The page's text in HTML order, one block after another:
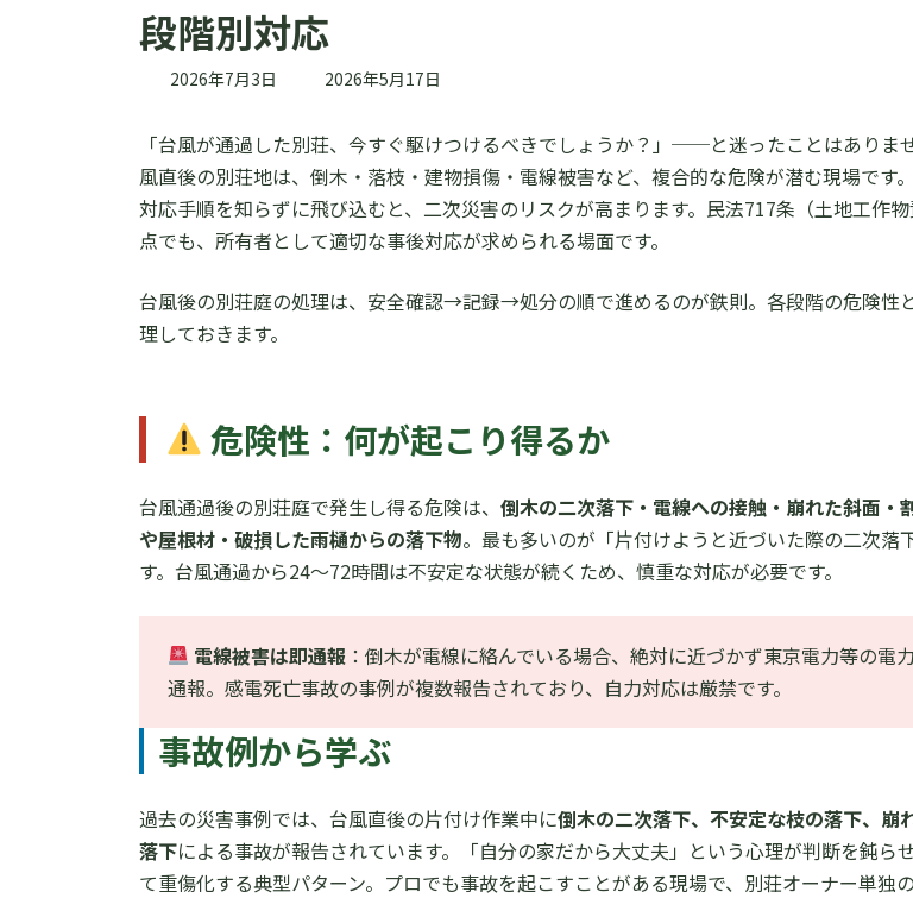
段階別対応
2026年7月3日
最
新
日
時
:
2026年5月17日
「台風が通過した別荘、今すぐ駆けつけるべきでしょうか？」──と迷ったことはあり
風直後の別荘地は、倒木・落枝・建物損傷・電線被害など、複合的な危険が潜む現場です
対応手順を知らずに飛び込むと、二次災害のリスクが高まります。民法717条（土地工作
点でも、所有者として適切な事後対応が求められる場面です。
台風後の別荘庭の処理は、安全確認→記録→処分の順で進めるのが鉄則。各段階の危険性
理しておきます。
危険性：何が起こり得るか
台風通過後の別荘庭で発生し得る危険は、 倒木の二次落下・電線への接触・崩れた斜面・
や屋根材・破損した雨樋からの落下物。最も多いのが「片付けようと近づいた際の二次落
す。台風通過から24〜72時間は不安定な状態が続くため、慎重な対応が必要です。
電線被害は即通報 ：倒木が電線に絡んでいる場合、絶対に近づかず東京電力等の電
通報。感電死亡事故の事例が複数報告されており、自力対応は厳禁です。
事故例から学ぶ
過去の災害事例では、台風直後の片付け作業中に倒木の二次落下、不安定な枝の落下、崩
落下による事故が報告されています。「自分の家だから大丈夫」という心理が判断を鈍ら
て重傷化する典型パターン。プロでも事故を起こすことがある現場で、別荘オーナー単独